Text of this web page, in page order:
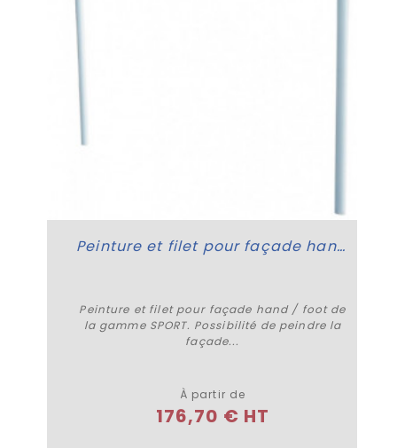
Peinture et filet pour façade hand / foot
Peinture et filet pour façade hand / foot de
la gamme SPORT. Possibilité de peindre la
façade...
À partir de
176,70 € HT